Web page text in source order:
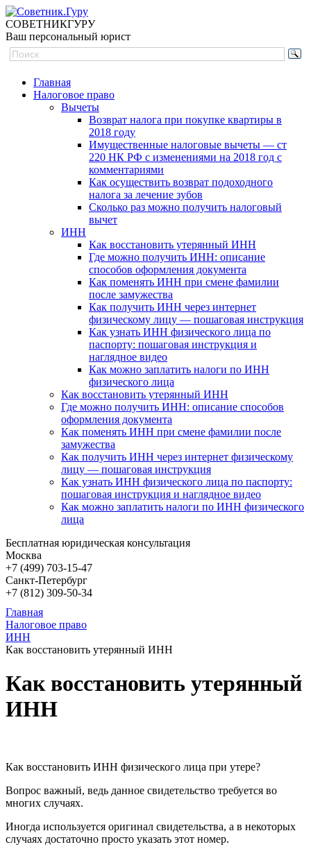
СОВЕТНИКГУРУ
Ваш персональный юрист
Главная
Налоговое право
Вычеты
Возврат налога при покупке квартиры в
2018 году
Имущественные налоговые вычеты — ст
220 НК РФ с изменениями на 2018 год с
комментариями
Как осуществить возврат подоходного
налога за лечение зубов
Сколько раз можно получить налоговый
вычет
ИНН
Как восстановить утерянный ИНН
Где можно получить ИНН: описание
способов оформления документа
Как поменять ИНН при смене фамилии
после замужества
Как получить ИНН через интернет
физическому лицу — пошаговая инструкция
Как узнать ИНН физического лица по
паспорту: пошаговая инструкция и
наглядное видео
Как можно заплатить налоги по ИНН
физического лица
Как восстановить утерянный ИНН
Где можно получить ИНН: описание способов
оформления документа
Как поменять ИНН при смене фамилии после
замужества
Как получить ИНН через интернет физическому
лицу — пошаговая инструкция
Как узнать ИНН физического лица по паспорту:
пошаговая инструкция и наглядное видео
Как можно заплатить налоги по ИНН физического
лица
Бесплатная юридическая консультация
Москва
+7 (499) 703-15-47
Санкт-Петербург
+7 (812) 309-50-34
Главная
Налоговое право
ИНН
Как восстановить утерянный ИНН
Как восстановить утерянный
ИНН
Как восстановить ИНН физического лица при утере?
Вопрос важный, ведь данное свидетельство требуется во
многих случаях.
Иногда используется оригинал свидетельства, а в некоторых
случаях достаточно просто указать этот номер.